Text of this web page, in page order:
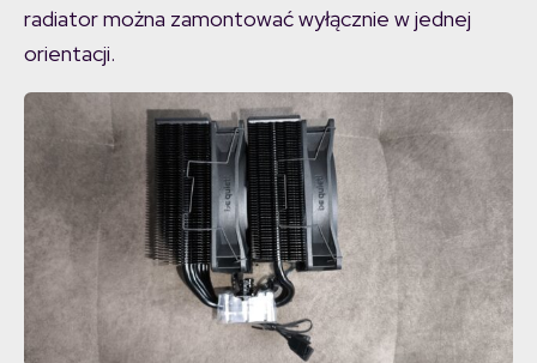
radiator można zamontować wyłącznie w jednej
orientacji.